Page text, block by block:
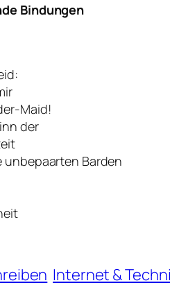
Bindungen
Maid!
der
unbepaarten Barden
Internet &